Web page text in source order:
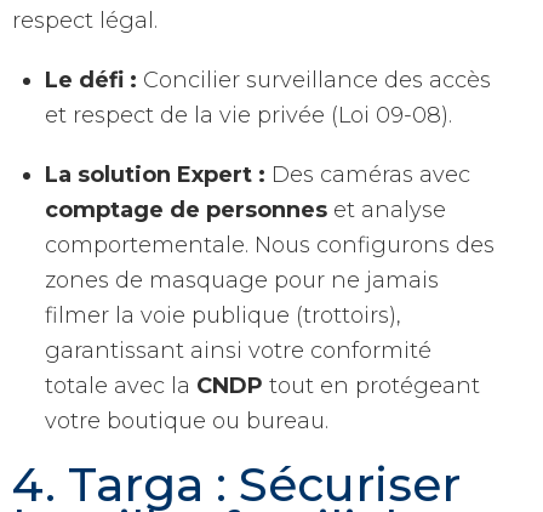
respect légal.
Le défi : Concilier surveillance des accès
et respect de la vie privée (Loi 09-08).
La solution Expert : Des caméras avec
comptage de personnes et analyse
comportementale. Nous configurons des
zones de masquage pour ne jamais
filmer la voie publique (trottoirs),
garantissant ainsi votre conformité
totale avec la CNDP tout en protégeant
votre boutique ou bureau.
4. Targa : Sécuriser